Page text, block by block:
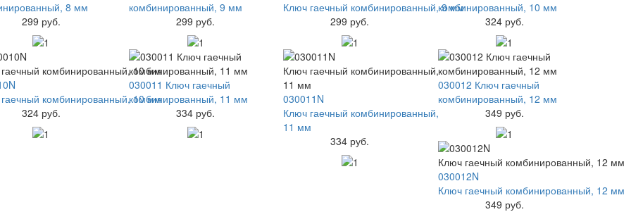
8 мм
299 руб.
комбинированный, 9 мм
299 руб.
Ключ гаечный комбинированный, 9 мм
299 руб.
комбинированный, 10 мм
324 руб.
комбинированный, 10 мм
324 руб.
030011 Ключ гаечный
комбинированный, 11 мм
334 руб.
030011N
Ключ гаечный комбинированный,
11 мм
334 руб.
030012 Ключ гаечный
комбинированный, 12 мм
349 руб.
030012N
Ключ гаечный комбинированный, 12 мм
349 руб.